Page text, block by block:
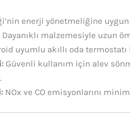
enerji yönetmeliğine uygun
Dayanıklı malzemesiyle uzun
uyumlu akıllı oda
Güvenli kullanım için alev
NOx ve CO emisyonlarını